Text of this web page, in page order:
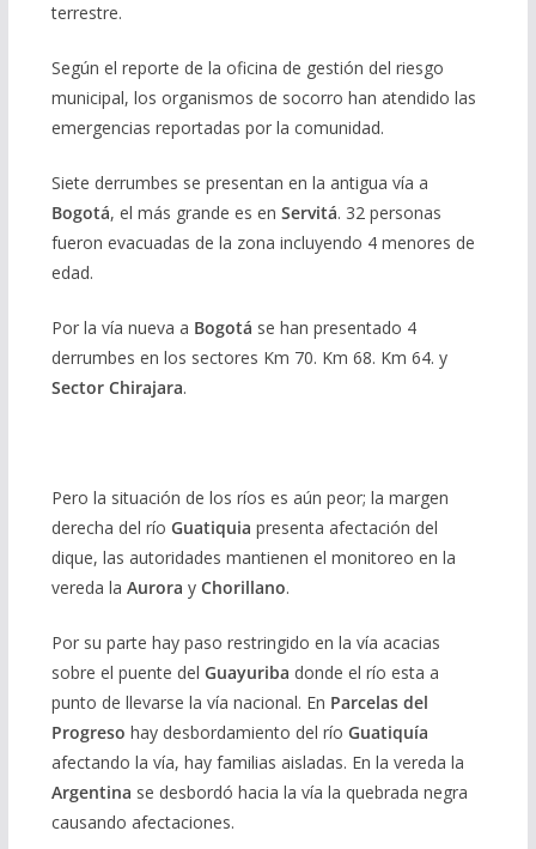
terrestre.
Según el reporte de la oficina de gestión del riesgo
municipal, los organismos de socorro han atendido las
emergencias reportadas por la comunidad.
Siete derrumbes se presentan en la antigua vía a
Bogotá, el más grande es en Servitá. 32 personas
fueron evacuadas de la zona incluyendo 4 menores de
edad.
Por la vía nueva a Bogotá se han presentado 4
derrumbes en los sectores Km 70. Km 68. Km 64. y
Sector Chirajara.
Pero la situación de los ríos es aún peor; la margen
derecha del río Guatiquia presenta afectación del
dique, las autoridades mantienen el monitoreo en la
vereda la Aurora y Chorillano.
Por su parte hay paso restringido en la vía acacias
sobre el puente del Guayuriba donde el río esta a
punto de llevarse la vía nacional. En Parcelas del
Progreso hay desbordamiento del río Guatiquía
afectando la vía, hay familias aisladas. En la vereda la
Argentina se desbordó hacia la vía la quebrada negra
causando afectaciones.